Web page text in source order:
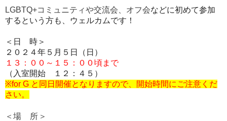
LGBTQ+コミュニティや交流会、オフ会などに初めて参加
するという方も、ウェルカムです！
＜日 時＞
２０２４年５月５ 日（日）
１３：００～１５：００頃まで
（入室開始 １２：４５）
※for G と同日開催となりますので、開始時間にご注意くだ
さい。
＜場 所＞